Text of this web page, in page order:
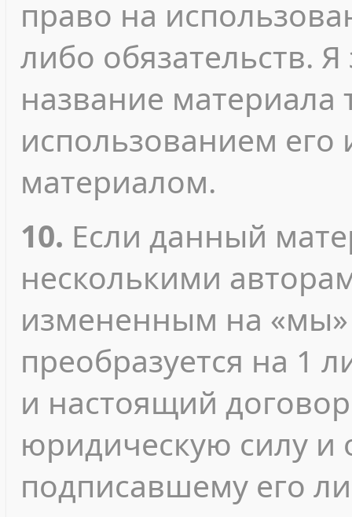
право на
либо обязательств.
название материала
использованием
материалом.
10. Если данный
несколькими
измененным на «мы»
преобразуется на 1
и настоящий
юридическую силу и
подписавшему его